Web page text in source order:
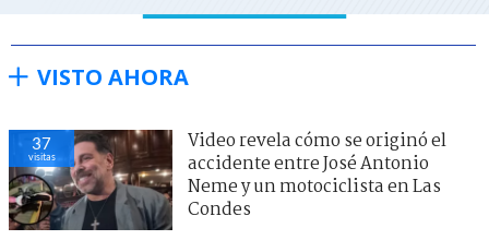
VISTO AHORA
37
visitas
Video revela cómo se originó el
accidente entre José Antonio
Neme y un motociclista en Las
Condes